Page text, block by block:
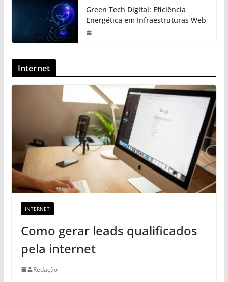
Green Tech Digital: Eficiência
Energética em Infraestruturas Web
Internet
INTERNET
Como gerar leads qualificados
pela internet
Redação